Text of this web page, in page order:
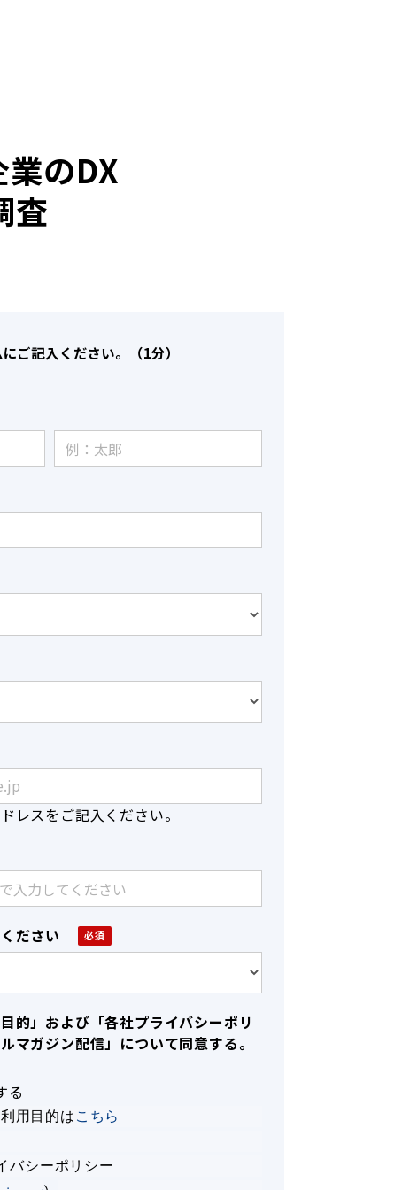
のDX
査
ご記入ください。（1分）
レスをご記入ください。
ださい
的」および「各社プライバシーポリ
マガジン配信」について同意する。
る
用目的は こちら
バシーポリシー